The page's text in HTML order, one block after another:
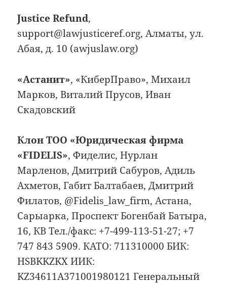
Justice Refund,
support@lawjusticeref.org, Алматы, ул.
Абая, д. 10 (awjuslaw.org)
«Астанит», «КиберПраво», Михаил
Марков, Виталий Прусов, Иван
Скадовский
Клон ТОО «Юридическая фирма
«FIDELIS», Фиделис, Нурлан
Марленов, Дмитрий Сабуров, Адиль
Ахметов, Габит Балтабаев, Дмитрий
Филатов, @Fidelis_law_firm, Астана,
Сарыарка, Проспект Богенбай Батыра,
16, КВ Тел./факс: +7-499-113-51-27; +7
747 843 5909. КАТО: 711310000 БИК:
HSBKKZKX ИИК:
KZ34611A371001980121 Генеральный